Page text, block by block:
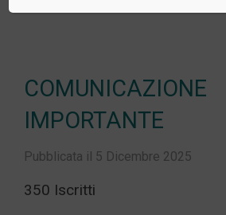
COMUNICAZIONE
IMPORTANTE
Pubblicata il 5 Dicembre 2025
350 Iscritti